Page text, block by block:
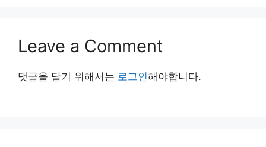
Leave a Comment
댓글을 달기 위해서는 로그인해야합니다.